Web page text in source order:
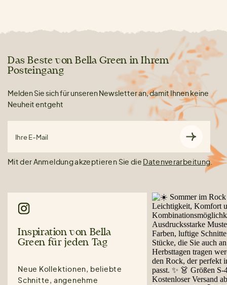
Das Beste von Bella Green in Ihrem
Posteingang
Melden Sie sich für unseren Newsletter an, damit Ihnen keine
Neuheit entgeht
Ihre E-Mail
Mit der Anmeldung akzeptieren Sie die Datenverarbeitung.
Inspiration von Bella
Green für jeden Tag
Neue Kollektionen, beliebte
Schnitte, angenehme